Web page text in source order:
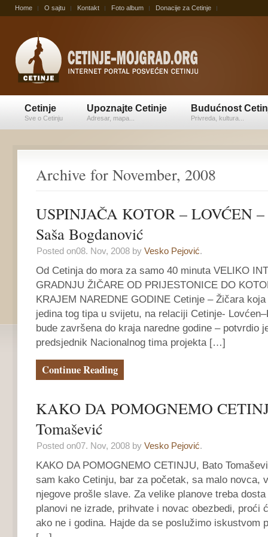
Home O sajtu Kontakt Foto album Donacije za Cetinje
Cetinje
Sve o Cetinju
Upoznajte Cetinje
Adresar, mapa...
Budućnost
Privreda, kultura...
Archive for November, 2008
USPINJAČA KOTOR – LOVĆEN
Saša Bogdanović
Posted on08. Nov, 2008 by Vesko Pejović.
Od Cetinja do mora za samo 40 minuta VELIKO
GRADNJU ŽIČARE OD PRIJESTONICE DO
KRAJEM NAREDNE GODINE Cetinje – Žičara
jedina tog tipa u svijetu, na relaciji Cetinje-
bude završena do kraja naredne godine – potvrdio
predsjednik Nacionalnog tima projekta […]
Continue Reading
KAKO DA POMOGNEMO
Tomašević
Posted on07. Nov, 2008 by Vesko Pejović.
KAKO DA POMOGNEMO CETINJU, Bato
sam kako Cetinju, bar za početak, sa malo novca,
njegove prošle slave. Za velike planove treba
planovi ne izrade, prihvate i novac obezbedi, proći
ako ne i godina. Hajde da se poslužimo iskustvom